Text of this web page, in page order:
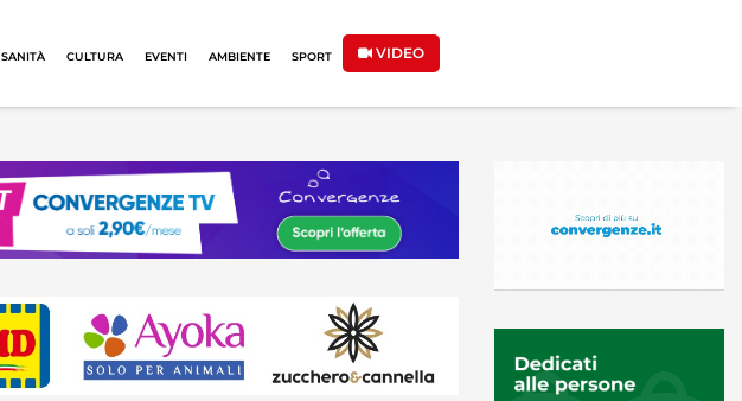
SANITÀ CULTURA EVENTI AMBIENTE SPORT VIDEO